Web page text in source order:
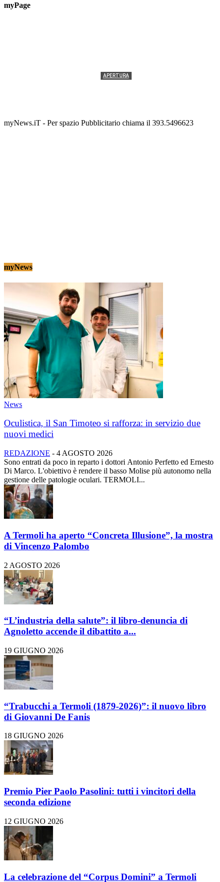
myPage
APERTURA
myNews.iT - Per spazio Pubblicitario chiama il 393.5496623
myNews
News
Oculistica, il San Timoteo si rafforza: in servizio due
nuovi medici
REDAZIONE - 4 AGOSTO 2026
Sono entrati da poco in reparto i dottori Antonio Perfetto ed Ernesto
Di Marco. L'obiettivo è rendere il basso Molise più autonomo nella
gestione delle patologie oculari. TERMOLI...
A Termoli ha aperto “Concreta Illusione”, la mostra
di Vincenzo Palombo
2 AGOSTO 2026
“L’industria della salute”: il libro-denuncia di
Agnoletto accende il dibattito a...
19 GIUGNO 2026
“Trabucchi a Termoli (1879-2026)”: il nuovo libro
di Giovanni De Fanis
18 GIUGNO 2026
Premio Pier Paolo Pasolini: tutti i vincitori della
seconda edizione
12 GIUGNO 2026
La celebrazione del “Corpus Domini” a Termoli